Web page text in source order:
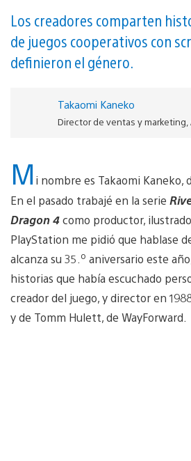
Los creadores comparten
de juegos cooperativos con
definieron el género.
Takaomi Kaneko
Director de ventas y marketing,
M i nombre es Takaomi Kaneko,
En el pasado trabajé en la serie
Dragon 4como productor,
PlayStation me pidió que hablase
alcanza su 35. o aniversario este
historias que había escuchado
creador del juego, y director en
y de Tomm Hulett, de WayForward.